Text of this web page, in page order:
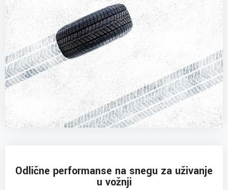
Odlične performanse na snegu za uživanje
u vožnji